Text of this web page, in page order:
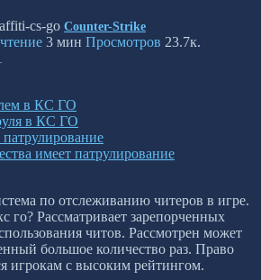
Counter-Strike
3 мин Просмотров 23.7к.
в КС ГО
в КС ГО
имеет патрулирование
по отслеживанию читеров в игре.
го? Рассматривает зарепорченных
читов. Рассмотрен может
большое количество раз. Право
игрокам с высоким рейтингом.